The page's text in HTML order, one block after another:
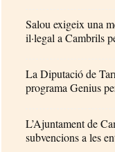
Salou exigeix una
il·legal a Cambrils
La Diputació de
programa Genius
L’Ajuntament de
subvencions a les